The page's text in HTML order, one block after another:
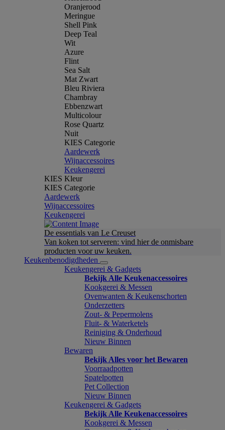
Oranjerood
Meringue
Shell Pink
Deep Teal
Wit
Azure
Flint
Sea Salt
Mat Zwart
Bleu Riviera
Chambray
Ebbenzwart
Multicolour
Rose Quartz
Nuit
KIES Categorie
Aardewerk
Wijnaccessoires
Keukengerei
KIES Kleur
KIES Categorie
Aardewerk
Wijnaccessoires
Keukengerei
De essentials van Le Creuset
Van koken tot serveren: vind hier de onmisbare
producten voor uw keuken.
Keukenbenodigdheden
Keukengerei & Gadgets
Bekijk Alle Keukenaccessoires
Kookgerei & Messen
Ovenwanten & Keukenschorten
Onderzetters
Zout- & Pepermolens
Fluit- & Waterketels
Reiniging & Onderhoud
Nieuw Binnen
Bewaren
Bekijk Alles voor het Bewaren
Voorraadpotten
Spatelpotten
Pet Collection
Nieuw Binnen
Keukengerei & Gadgets
Bekijk Alle Keukenaccessoires
Kookgerei & Messen